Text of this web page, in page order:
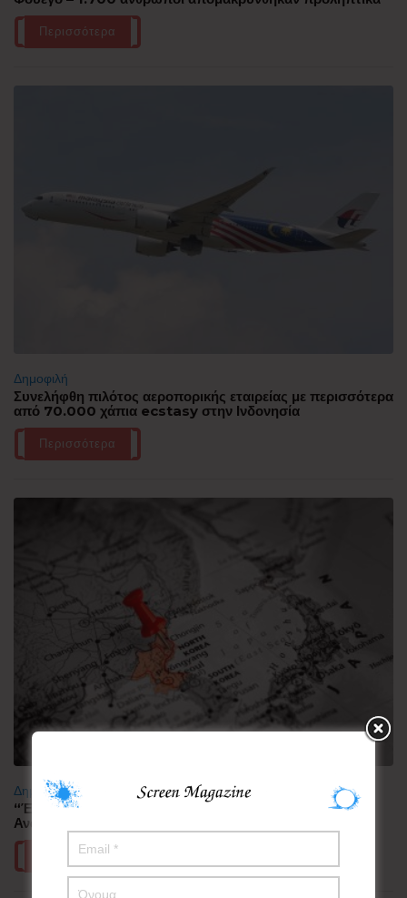
Περισσότερα
Δημοφιλή
Συνελήφθη πιλότος αεροπορικής εταιρείας με περισσότερα
από 70.000 χάπια ecstasy στην Ινδονησία
Περισσότερα
Δημοφιλή
“Έλιωσε” από τη ζέστη η Κορεατική Χερσόνησος –
Ανάσες δροσιάς αναζητούν οι πολίτες
Περισσότερα